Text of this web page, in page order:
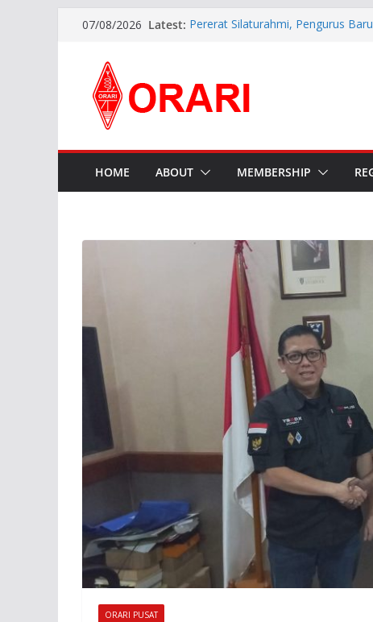
07/08/2026 Latest: Pererat Silaturahmi, Pengurus
Preparatory Group for WRC-27 )
Aftiyedi Dalimunthe (YC5NNF)
Perkokoh Sinergi Amatir Radio,
Beserta Jajaran Hadiri Muslok III
HOME ABOUT MEMBERSHIP
ORARI PUSAT